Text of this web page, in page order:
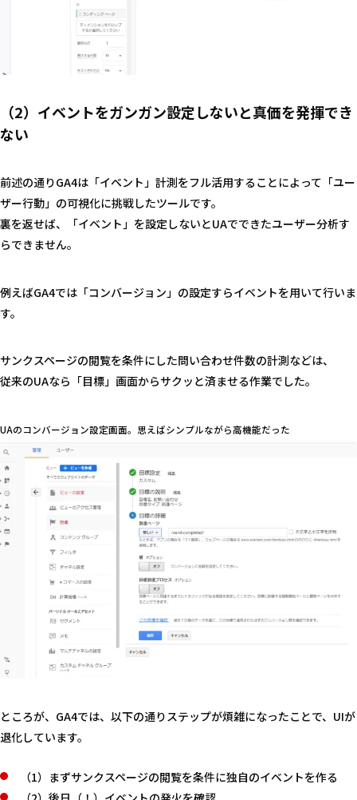
（2）イベントをガンガン設定しないと真価を発揮でき
ない
前述の通りGA4は「イベント」計測をフル活用することによって「ユー
ザー行動」の可視化に挑戦したツールです。
裏を返せば、「イベント」を設定しないとUAでできたユーザー分析す
らできません。
例えばGA4では「コンバージョン」の設定すらイベントを用いて行いま
す。
サンクスページの閲覧を条件にした問い合わせ件数の計測などは、
従来のUAなら「目標」画面からサクッと済ませる作業でした。
UAのコンバージョン設定画面。思えばシンプルながら高機能だった
ところが、GA4では、以下の通りステップが煩雑になったことで、UIが
退化しています。
（1）まずサンクスページの閲覧を条件に独自のイベントを作る